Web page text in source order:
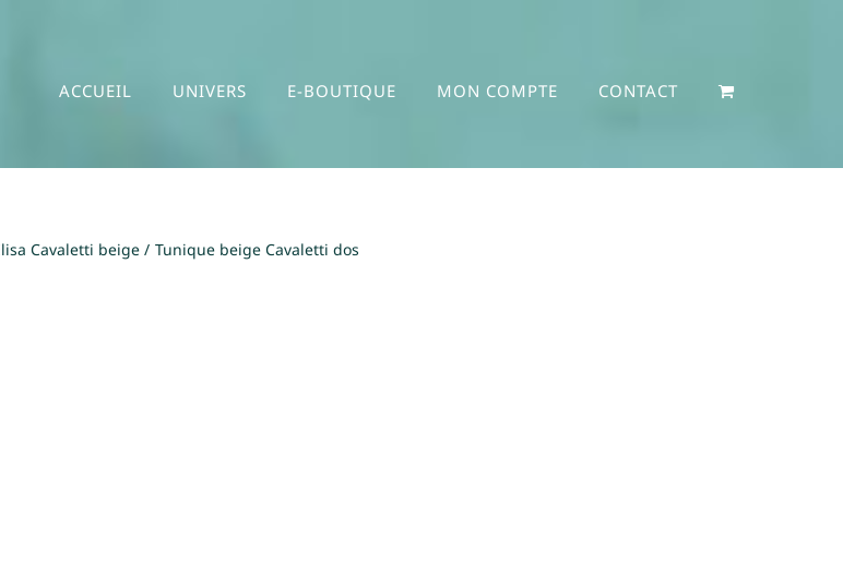
ACCUEIL UNIVERS E-BOUTIQUE MON COMPTE CONTACT
Cavaletti beige Tunique beige Cavaletti dos